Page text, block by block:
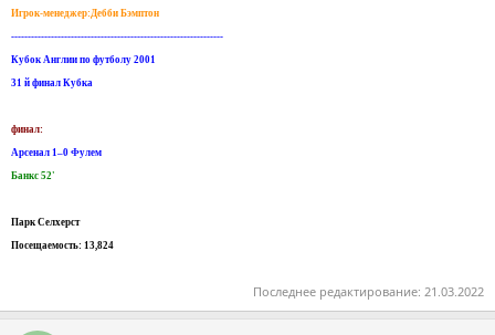
Игрок-менеджер:Дебби Бэмптон
----------------------------------------------------------------
Кубок Англии по футболу 2001
31 й финал Кубка
финал:
Арсенал 1–0 Фулем
Банкс 52'
Парк Селхерст
Посещаемость: 13,824
Последнее редактирование: 21.03.2022